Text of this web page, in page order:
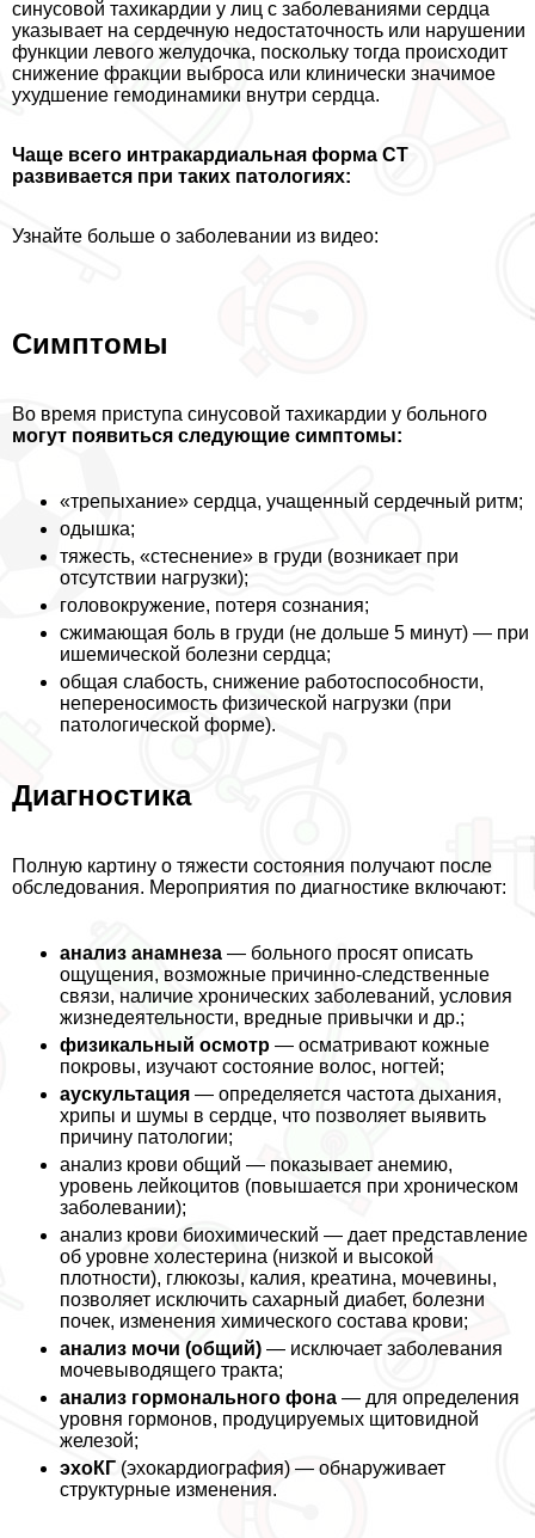
синусовой тахикардии у лиц с заболеваниями сердца
указывает на сердечную недостаточность или нарушении
функции левого желудочка, поскольку тогда происходит
снижение фpaкции выброса или клинически значимое
ухудшение гемодинамики внутри сердца.
Чаще всего интpaкардиальная форма СТ
развивается при таких патологиях:
Узнайте больше о заболевании из видео:
Симптомы
Во время приступа синусовой тахикардии у больного
могут появиться следующие симптомы:
«трепыхание» сердца, учащенный сердечный ритм;
одышка;
тяжесть, «стеснение» в гpyди (возникает при
отсутствии нагрузки);
головокружение, потеря сознания;
сжимающая боль в гpyди (не дольше 5 минут) — при
ишемической болезни сердца;
общая слабость, снижение работоспособности,
непереносимость физической нагрузки (при
патологической форме).
Диагностика
Полную картину о тяжести состояния получают после
обследования. Мероприятия по диагностике включают:
анализ анамнеза — больного просят описать
ощущения, возможные причинно-следственные
связи, наличие хронических заболеваний, условия
жизнедеятельности, вредные привычки и др.;
физикальный осмотр — осматривают кожные
покровы, изучают состояние волос, ногтей;
аускультация — определяется частота дыхания,
хрипы и шумы в сердце, что позволяет выявить
причину патологии;
анализ крови общий — показывает анемию,
уровень лейкоцитов (повышается при хроническом
заболевании);
анализ крови биохимический — дает представление
об уровне холестерина (низкой и высокой
плотности), глюкозы, калия, креатина, мочевины,
позволяет исключить сахарный диабет, болезни
почек, изменения химического состава крови;
анализ мочи (общий) — исключает заболевания
мочевыводящего тpaкта;
анализ гормонального фона — для определения
уровня гормонов, продуцируемых щитовидной
железой;
эхоКГ (эхокардиография) — обнаруживает
структурные изменения.